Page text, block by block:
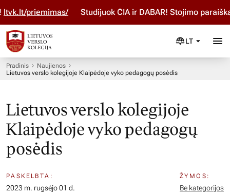
priemimas/ Studijuok ČIA ir DABAR! Stojimo paraišką
LT
Pradinis
Naujienos
Lietuvos verslo kolegijoje Klaipėdoje vyko pedagogų posėdis
Lietuvos verslo kolegijoje
Klaipėdoje vyko pedagogų
posėdis
PASKELBTA:
2023 m. rugsėjo 01 d.
ŽYMOS:
Be kategorijos